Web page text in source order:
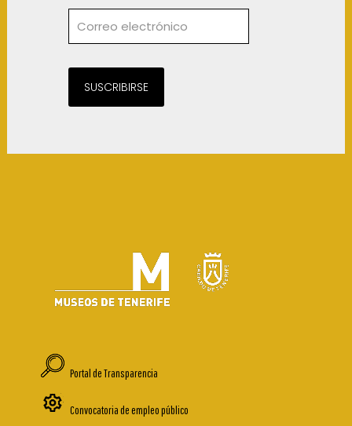
SUSCRIBIRSE
Portal de Transparencia
Convocatoria de empleo público